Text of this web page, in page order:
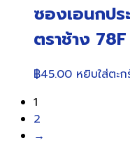
ซองเอนกป
ตราช้าง 78F
฿45.00 หยิบใส่ตะก
1
2
→